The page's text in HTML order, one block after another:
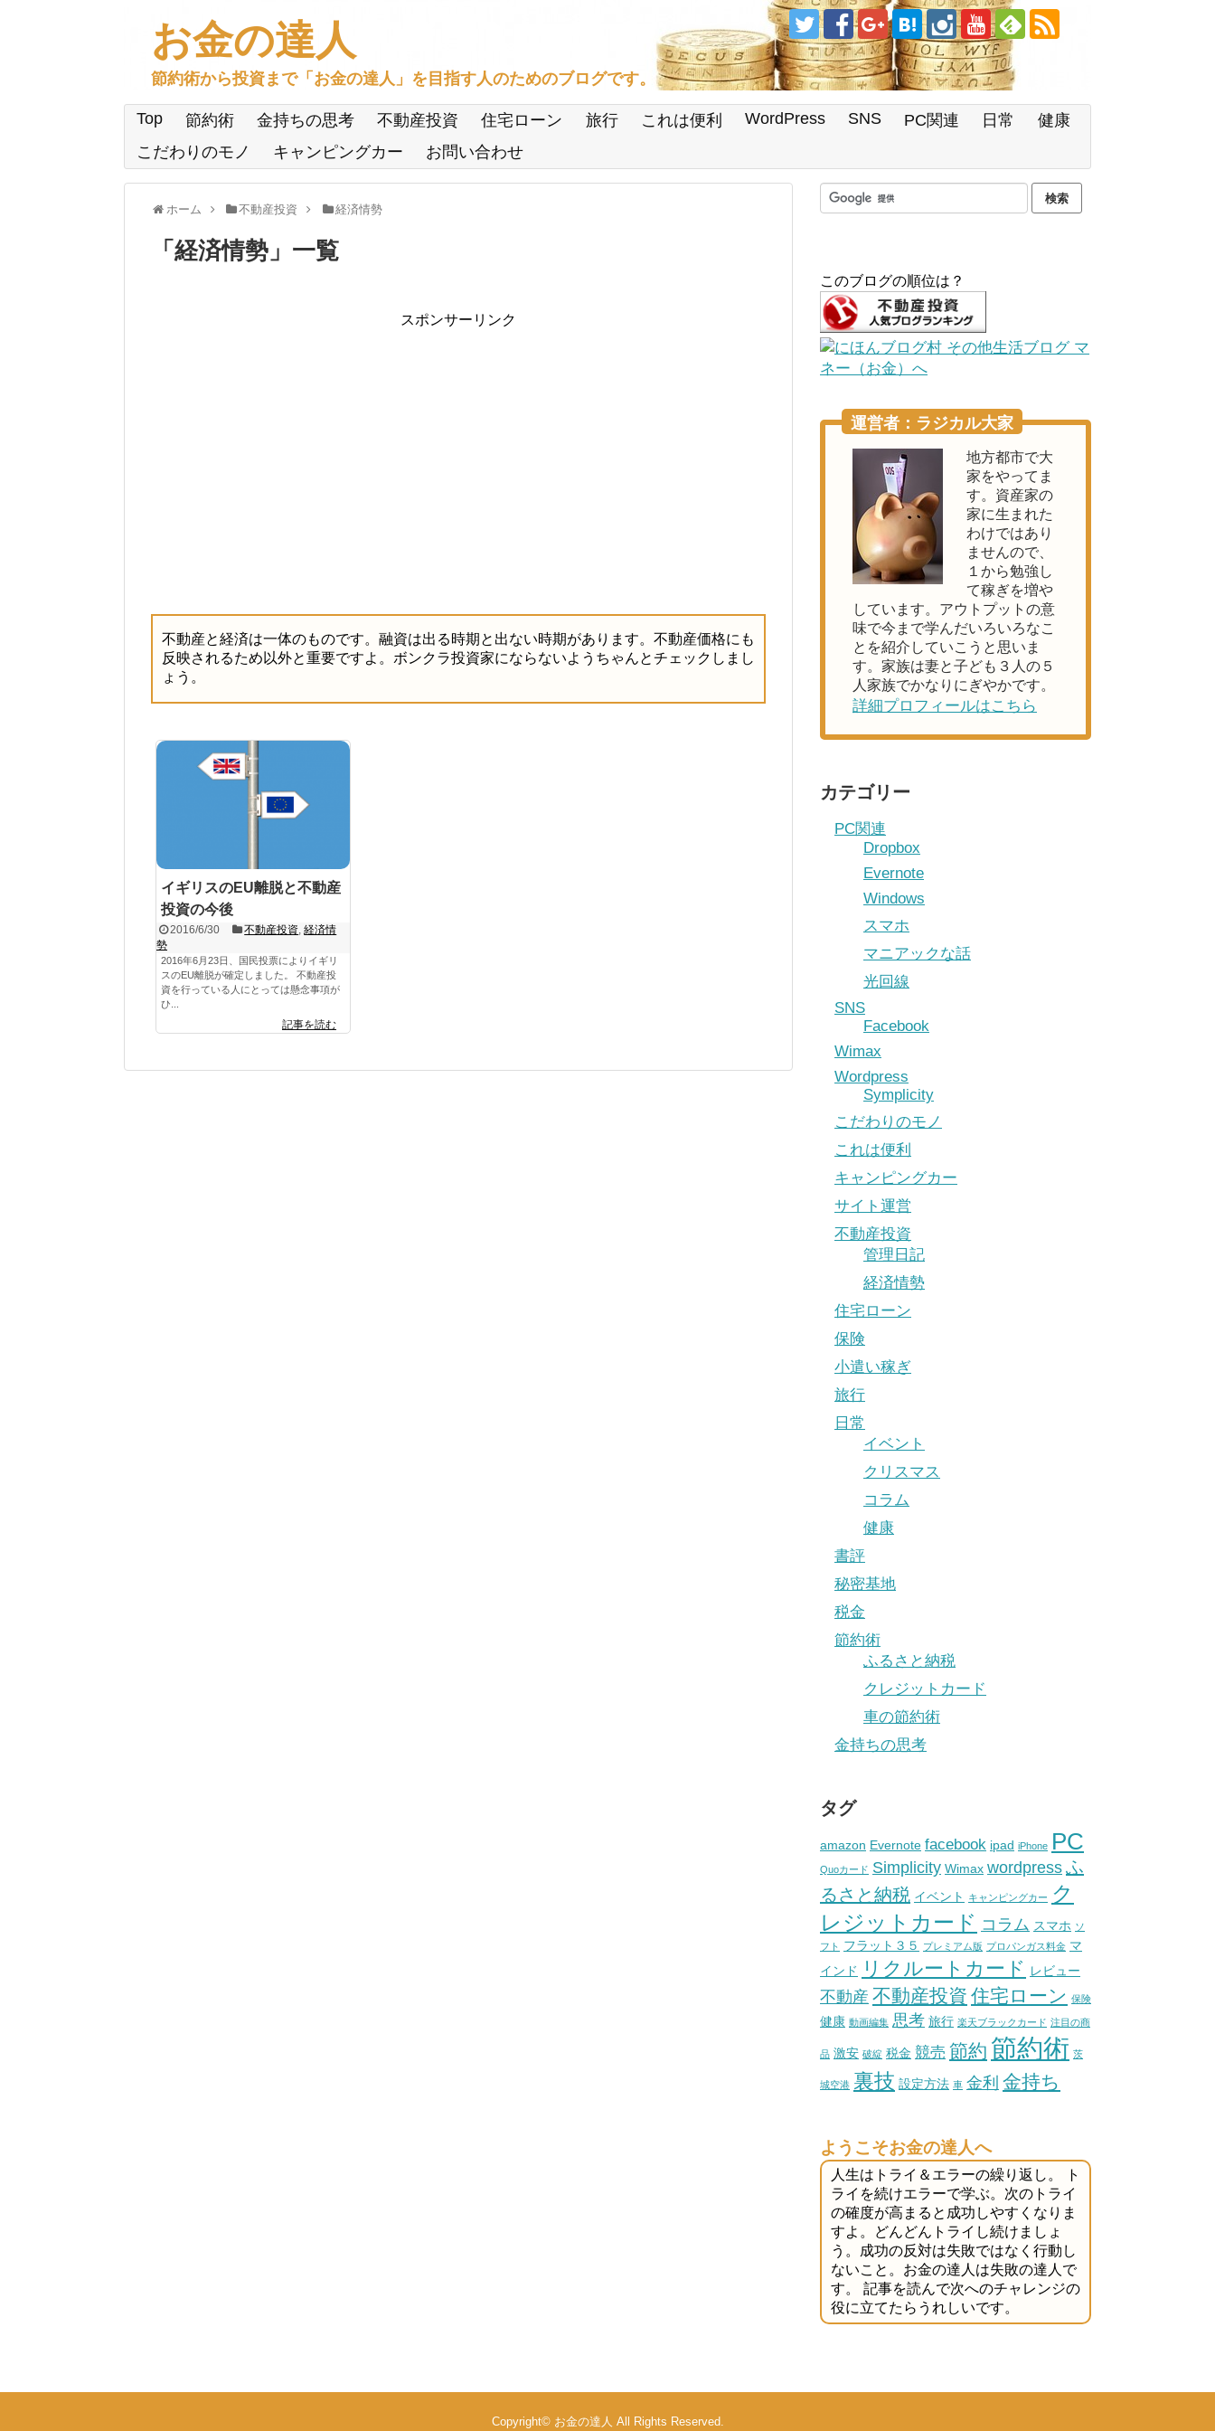
お金の達人
節約術から投資まで「お金の達人」を目指す人のためのブログです。
Top 節約術 金持ちの思考 不動産投資 住宅ローン 旅行 これは便利 WordPress SNS PC関連 日常
健康
こだわりのモノ
キャンピングカー お問い合わせ
ホーム 不動産投資 経済情勢
「 経済情勢 」 一覧
スポンサーリンク
不動産と経済は一体のものです。融資は出る時期と出ない時期があります。不動産価格にも
反映されるため以外と重要ですよ。ボンクラ投資家にならないようちゃんとチェックしまし
ょう。
イギリスのEU離脱と不動産
投資の今後
2016/6/30 不動産投資,経済情
勢
2016年6月23日、国民投票によりイギリ
スのEU離脱が確定しました。 不動産投
資を行っている人にとっては懸念事項が
ひ...
記事を読む
このブログの順位は？
運営者：ラジカル大家
地方都市で大
家をやってま
す。資産家の
家に生まれた
わけではあり
ませんので、
１から勉強し
て稼ぎを増や
しています。アウトプットの意
味で今まで学んだいろいろなこ
とを紹介していこうと思いま
す。家族は妻と子ども３人の５
人家族でかなりにぎやかです。
詳細プロフィールはこちら
カテゴリー
PC関連
Dropbox
Evernote
Windows
スマホ
マニアックな話
光回線
SNS
Facebook
Wimax
Wordpress
Symplicity
こだわりのモノ
これは便利
キャンピングカー
サイト運営
不動産投資
管理日記
経済情勢
住宅ローン
保険
小遣い稼ぎ
旅行
日常
イベント
クリスマス
コラム
健康
書評
秘密基地
税金
節約術
ふるさと納税
クレジットカード
車の節約術
金持ちの思考
タグ
amazon Evernote facebook ipad iPhone PC
Quoカード Simplicity Wimax wordpressふ
るさと納税 イベント キャンピングカー ク
レジットカード コラム スマホ ソ
フト フラット３５ プレミアム版 プロパンガス料金 マ
インド
リクルートカード レビュー
不動産 不動産投資 住宅ローン 保険
健康 動画編集 思考 旅行 楽天ブラックカード 注目の商
品 激安 破綻 税金 競売 節約 節約術 茨
城空港 裏技 設定方法 車 金利 金持ち
ようこそお金の達人へ
人生はトライ＆エラーの繰り返し。 ト
ライを続けエラーで学ぶ。次のトライ
の確度が高まると成功しやすくなりま
すよ。どんどんトライし続けましょ
う。成功の反対は失敗ではなく行動し
ないこと。お金の達人は失敗の達人で
す。 記事を読んで次へのチャレンジの
役に立てたらうれしいです。
Copyright© お金の達人 All Rights Reserved.